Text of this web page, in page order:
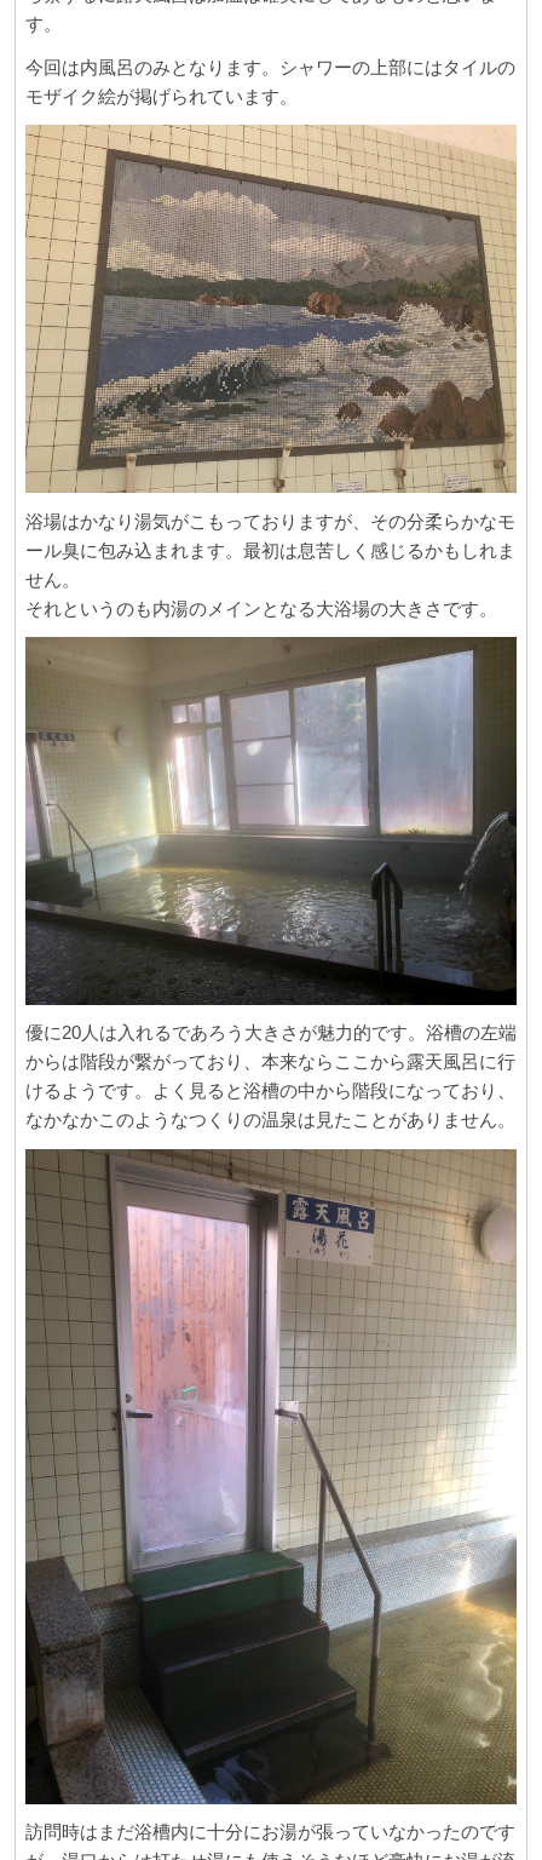
す。
今回は内風呂のみとなります。シャワーの上部にはタイルの
モザイク絵が掲げられています。
浴場はかなり湯気がこもっておりますが、その分柔らかなモ
ール臭に包み込まれます。最初は息苦しく感じるかもしれま
せん。
それというのも内湯のメインとなる大浴場の大きさです。
優に20人は入れるであろう大きさが魅力的です。浴槽の左端
からは階段が繋がっており、本来ならここから露天風呂に行
けるようです。よく見ると浴槽の中から階段になっており、
なかなかこのようなつくりの温泉は見たことがありません。
訪問時はまだ浴槽内に十分にお湯が張っていなかったのです